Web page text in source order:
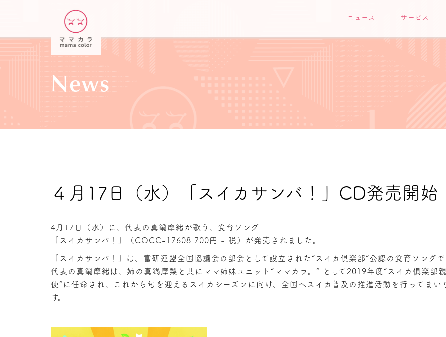
ニュース サービス
News
４月17日（水）「スイカサンバ！」CD発売開始
4月17日（水）に、代表の真鍋摩緒が歌う、食育ソング
スイカサンバ！ 」（COCC-17608 700円 + 税）が発売されました。
「スイカサンバ！」は、富研連盟全国協議会の部会として設立された“スイカ倶楽部”公認の食育ソングで
代表の真鍋摩緒は、姉の真鍋摩梨と共にママ姉妹ユニット“ママカラ。” として2019年度“スイカ俱楽部
使”に任命され、これから旬を迎えるスイカシーズンに向け、全国へスイカ普及の推進活動を行ってまい
す。